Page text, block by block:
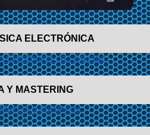
ELECTRÓNICA
Y MASTERING